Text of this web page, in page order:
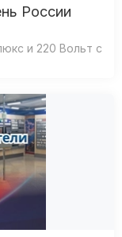
России
и 220 Вольт с